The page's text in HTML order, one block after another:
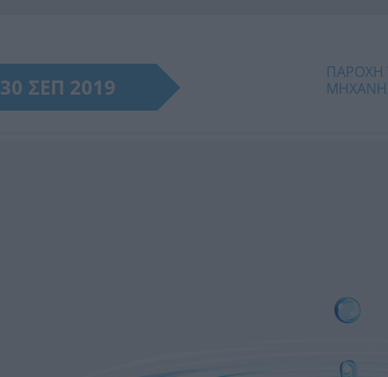
30 ΣΕΠ 2019
ΠΑΡΟΧΗ